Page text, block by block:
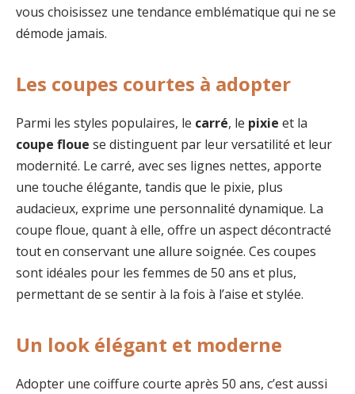
vous choisissez une tendance emblématique qui ne se
démode jamais.
Les coupes courtes à adopter
Parmi les styles populaires, le carré, le pixie et la
coupe floue se distinguent par leur versatilité et leur
modernité. Le carré, avec ses lignes nettes, apporte
une touche élégante, tandis que le pixie, plus
audacieux, exprime une personnalité dynamique. La
coupe floue, quant à elle, offre un aspect décontracté
tout en conservant une allure soignée. Ces coupes
sont idéales pour les femmes de 50 ans et plus,
permettant de se sentir à la fois à l’aise et stylée.
Un look élégant et moderne
Adopter une coiffure courte après 50 ans, c’est aussi